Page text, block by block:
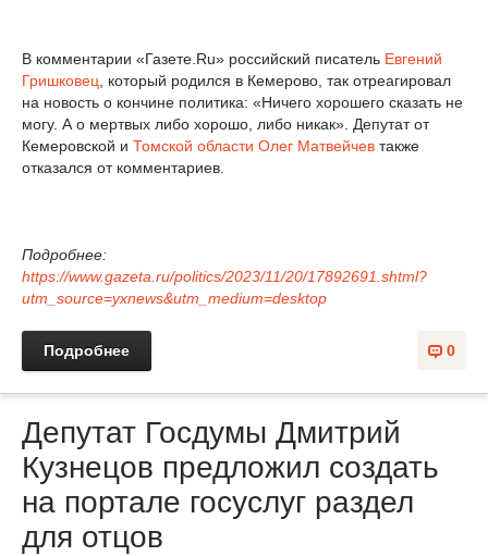
В комментарии «Газете.Ru» российский писатель Евгений
Гришковец, который родился в Кемерово, так отреагировал
на новость о кончине политика: «Ничего хорошего сказать не
могу. А о мертвых либо хорошо, либо никак». Депутат от
Кемеровской и Томской области Олег Матвейчев также
отказался от комментариев.
Подробнее:
https://www.gazeta.ru/politics/2023/11/20/17892691.shtml?
utm_source=yxnews&utm_medium=desktop
0
Подробнее
Депутат Госдумы Дмитрий
Кузнецов предложил создать
на портале госуслуг раздел
для отцов